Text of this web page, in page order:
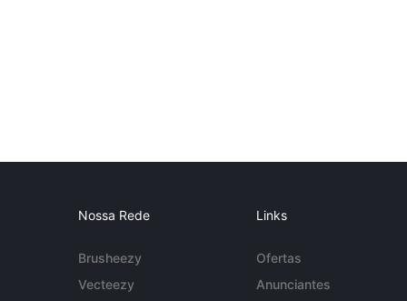
Nossa Rede
Brusheezy
Vecteezy
Links
Ofertas
Anunciantes